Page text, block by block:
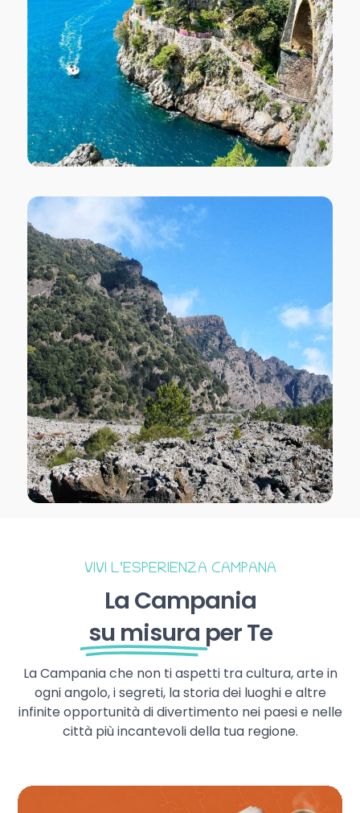
VIVI L’ESPERIENZA CAMPANA
La Campania
su misura per Te
La Campania che non ti aspetti tra cultura, arte in
ogni angolo, i segreti, la storia dei luoghi e altre
infinite opportunità di divertimento nei paesi e nelle
città più incantevoli della tua regione.